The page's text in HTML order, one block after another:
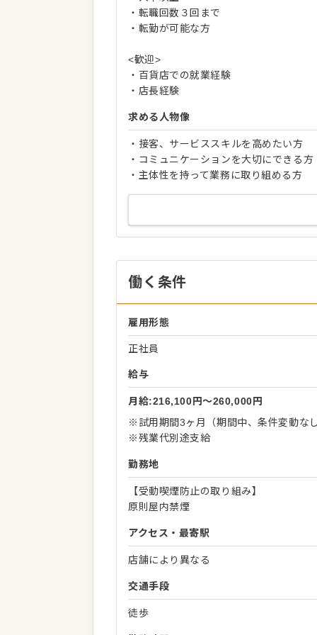
・転職回数３回まで
・転勤が可能な方
<歓迎>
・百貨店での就業経験
・店長経験
求める人物像
・接客、サービススキルを高めたい方
・コミュニケーションを大切にできる方
・主体性を持って業務に取り組める方
働く条件
雇用形態
正社員
給与
月給:216,100円〜260,000円
※試用期間3ヶ月（期間中、条件変動な
※残業代別途支給
勤務地
【受動喫煙防止の取り組み】
原則屋内禁煙
アクセス・最寄駅
店舗により異なる
交通手段
徒歩